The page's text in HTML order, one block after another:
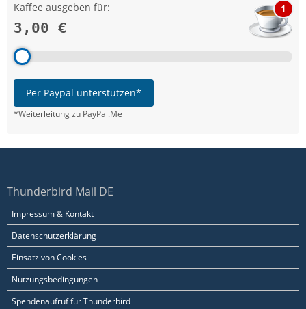
Kaffee ausgeben für:
3,00 €
1
Per Paypal unterstützen*
*Weiterleitung zu PayPal.Me
Thunderbird Mail DE
Impressum & Kontakt
Datenschutzerklärung
Einsatz von Cookies
Nutzungsbedingungen
Spendenaufruf für Thunderbird